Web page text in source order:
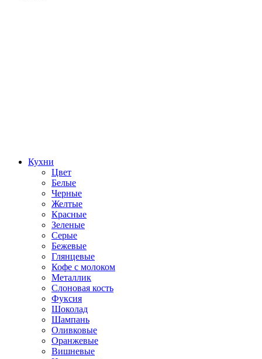
Кухни
Цвет
Белые
Черные
Желтые
Красные
Зеленые
Серые
Бежевые
Глянцевые
Кофе с молоком
Металлик
Слоновая кость
Фуксия
Шоколад
Шампань
Оливковые
Оранжевые
Вишневые